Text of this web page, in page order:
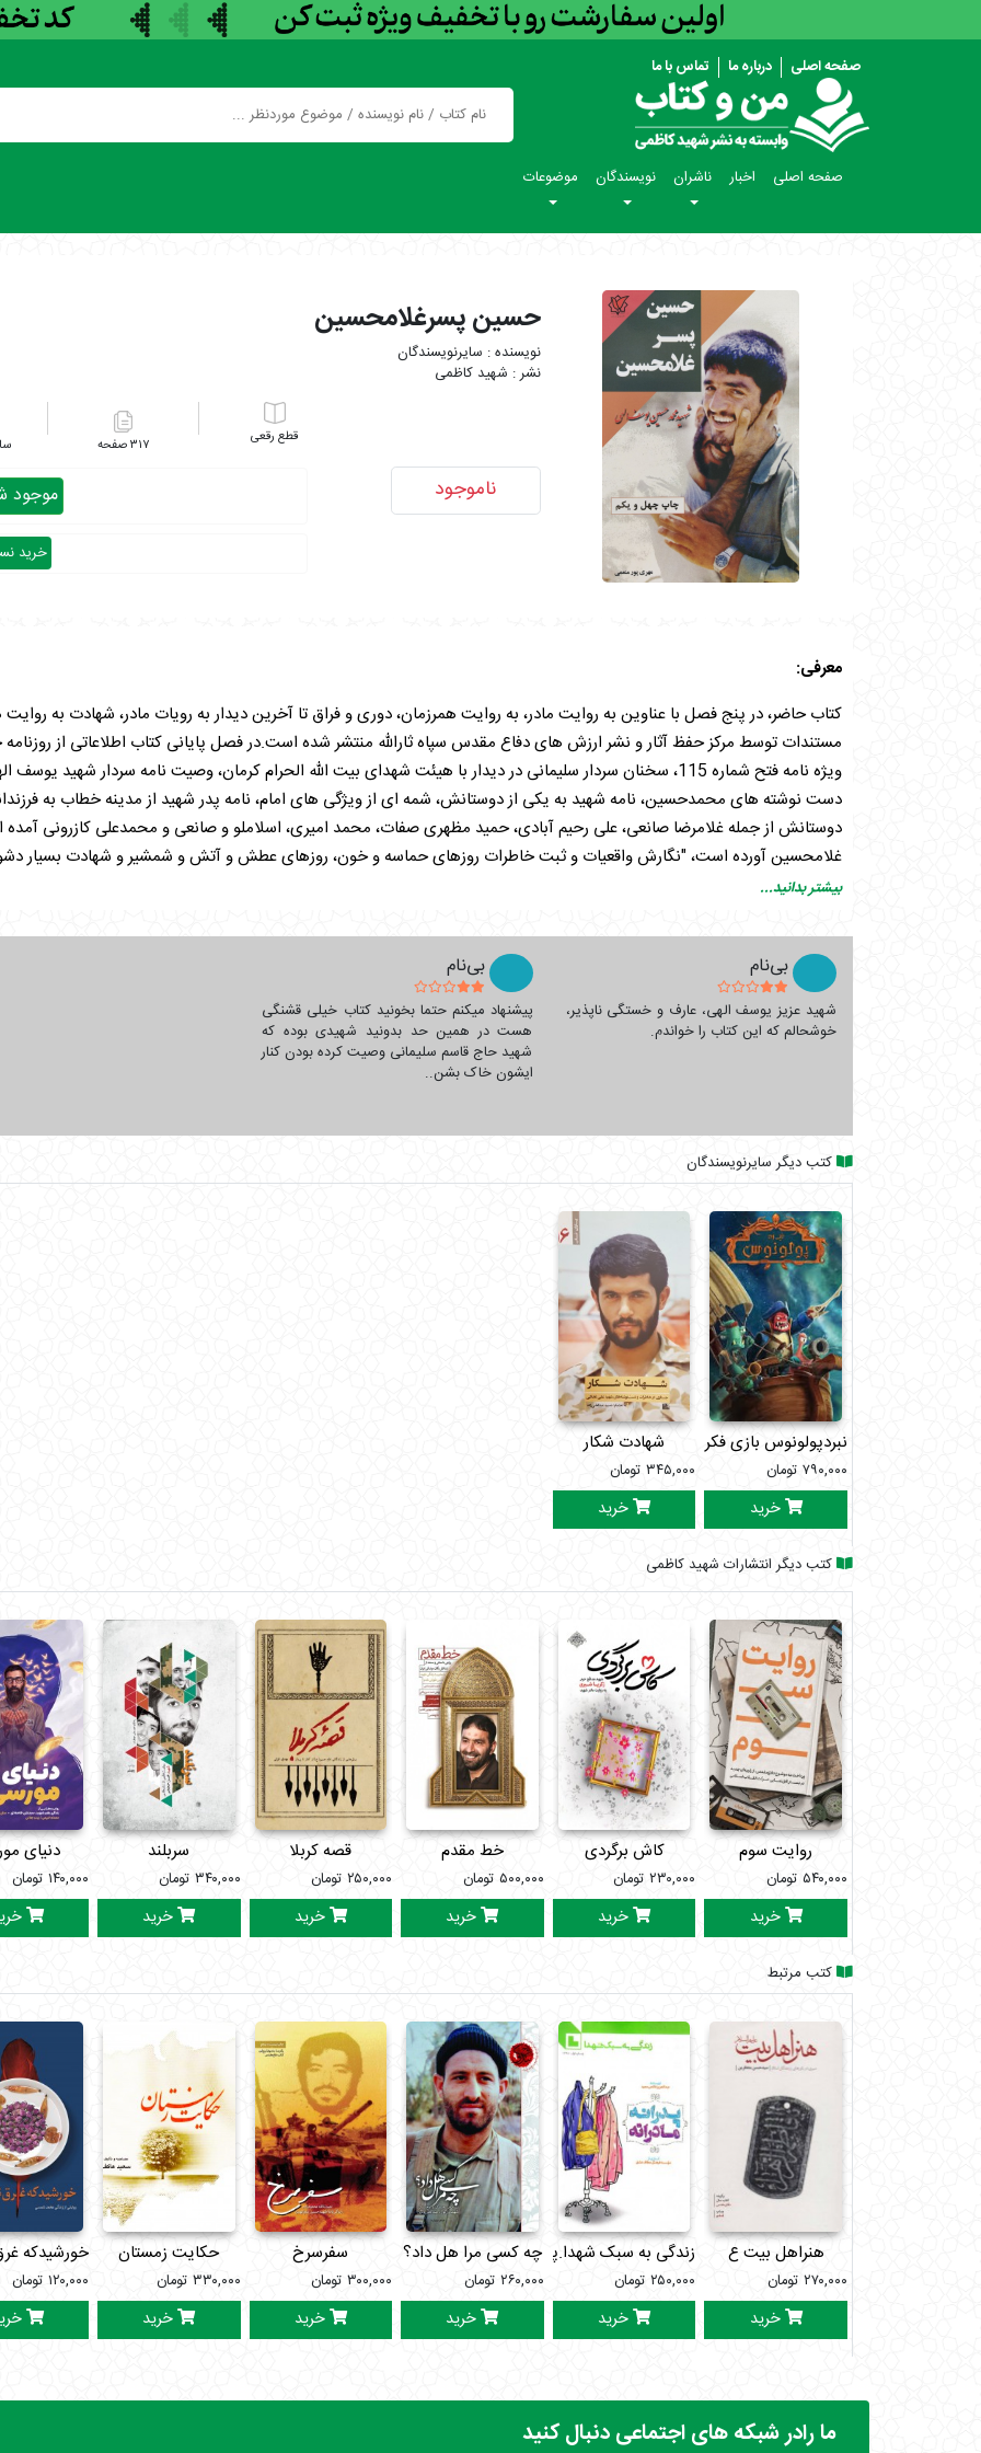
صفحه اصلی درباره ما تماس با ما
صفحه اصلی اخبار ناشران نویسندگان موضوعات
حسین پسرغلامحسین
سایرنویسندگان
شهید کاظمی
ناموجود
رقعی ۳۱۷
موجود
خرید
معرفی:
کتاب حاضر، در پنج فصل با عناوین به روایت مادر، به روایت همرزمان، دوری و فراق تا آخرین دیدار به رویات مادر، شهادت به
دست نوشته های محمدحسین، نامه شهید به یکی از دوستانش، شمه ای از ویژگی های امام، نامه پدر شهید از مدینه خطاب به
دوستانش از جمله غلامرضا صانعی، علی رحیم آبادی، حمید مظهری صفات، محمد امیری، اسلاملو و صانعی و محمدعلی کازرونی
غلامحسین آورده است، "نگارش واقعیات و ثبت خاطرات روزهای حماسه و خون، روزهای عطش و آتش و شمشیر و شهادت بسیار
مقدس و حماسه حضور دلیرمردان مبارز و بی ادعا و آمیختگی آن با شعر و احساسات عارفانه بر تاثیرگذاری آن بر مخاطب با توجه به
سردار حاج قاسم
پرورش خدمت می کرد. محیط خانواده کاملا فرهنگی بود و همه فرزندان از همان کودکی با حضور در مساجد و جلسات مذهبی با اسلام
محمد حسین با نهج البلاغه نیز ریشه در همین دوران دارد. در روزهای انقلاب محمد حسین دبیرستانی بود و حضوری فعال داشت و
آغاز جنگ عراق علیه ایران در لشکر 41 ثارالله واحد اطلاعات و عملیات به فعالیت خود ادامه داد و بعدها به عنوان
بیشتر بدانید...
بی‌نام
شهید عزیز یوسف الهی، عارف و خستگی ناپذیر،
خوشحالم که این کتاب را خواندم.
بی‌نام
پیشنهاد میکنم حتما بخونید کتاب خیلی قشنگی
هست‌ در همین حد بدونید شهیدی بوده که
شهید حاج قاسم سلیمانی وصیت کرده بودن کنار
ایشون خاک بشن..
کتب دیگر سایرنویسندگان
نبردپولونوس بازی فکری
۷۹۰,۰۰۰ تومان
خرید
شهادت شکار
۳۴۵,۰۰۰ تومان
خرید
کتب دیگر انتشارات شهید کاظمی
روایت سوم
۵۴۰,۰۰۰ تومان
خرید
کاش برگردی
۲۳۰,۰۰۰ تومان
خرید
خط مقدم
۵۰۰,۰۰۰ تومان
خرید
قصه کربلا
۲۵۰,۰۰۰ تومان
خرید
سربلند
۳۴۰,۰۰۰ تومان
خرید
دنیای
۱۴۰,۰۰۰ تومان
کتب مرتبط
هنراهل بیت ع
۲۷۰,۰۰۰ تومان
خرید
زندگی به سبک شهدا.پدرانه مادرانه
۲۵۰,۰۰۰ تومان
خرید
چه کسی مرا هل داد؟
۲۶۰,۰۰۰ تومان
خرید
سفرسرخ
۳۰۰,۰۰۰ تومان
خرید
حکایت زمستان
۳۳۰,۰۰۰ تومان
خرید
خورشیدکه
۱۲۰,۰۰۰ تومان
ما رادر شبکه های اجتماعی دنبال کنید